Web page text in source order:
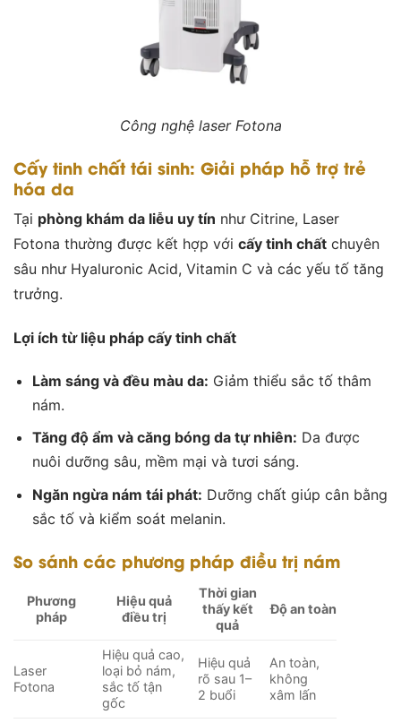
Công nghệ laser Fotona
Cấy tinh chất tái sinh: Giải pháp hỗ trợ trẻ
hóa da
Tại phòng khám da liễu uy tín như Citrine, Laser
Fotona thường được kết hợp với cấy tinh chất chuyên
sâu như Hyaluronic Acid, Vitamin C và các yếu tố tăng
trưởng.
Lợi ích từ liệu pháp cấy tinh chất
Làm sáng và đều màu da: Giảm thiểu sắc tố thâm
nám.
Tăng độ ẩm và căng bóng da tự nhiên: Da được
nuôi dưỡng sâu, mềm mại và tươi sáng.
Ngăn ngừa nám tái phát: Dưỡng chất giúp cân bằng
sắc tố và kiểm soát melanin.
So sánh các phương pháp điều trị nám
Phương
pháp
Hiệu quả
điều trị
Thời gian
thấy kết
quả
Độ an toàn
Laser
Fotona
Hiệu quả cao,
loại bỏ nám,
sắc tố tận
gốc
Hiệu quả
rõ sau 1–
2 buổi
An toàn,
không
xâm lấn